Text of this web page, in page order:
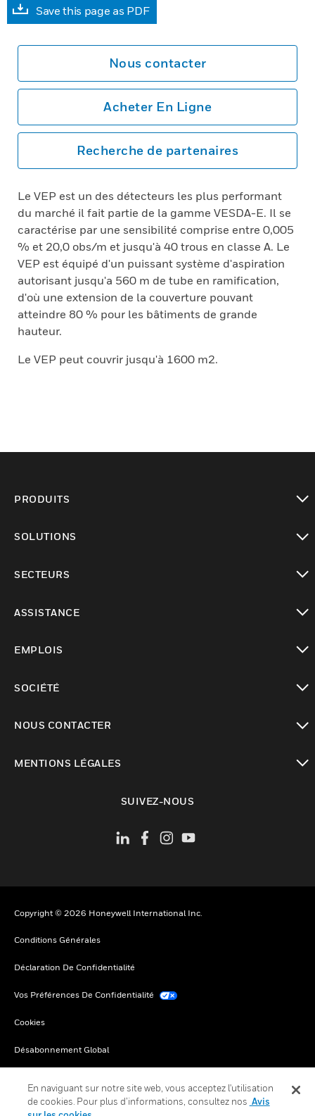
Save this page as PDF
Nous contacter
Acheter En Ligne
Recherche de partenaires
Le VEP est un des détecteurs les plus performant
du marché il fait partie de la gamme VESDA-E. Il se
caractérise par une sensibilité comprise entre 0,005
% et 20,0 obs/m et jusqu'à 40 trous en classe A. Le
VEP est équipé d'un puissant système d'aspiration
autorisant jusqu'a 560 m de tube en ramification,
d'où une extension de la couverture pouvant
atteindre 80 % pour les bâtiments de grande
hauteur.
Le VEP peut couvrir jusqu'à 1600 m2.
PRODUITS
SOLUTIONS
SECTEURS
ASSISTANCE
EMPLOIS
SOCIÉTÉ
NOUS CONTACTER
MENTIONS LÉGALES
SUIVEZ-NOUS
Copyright © 2026 Honeywell International Inc.
Conditions Générales
Déclaration De Confidentialité
Vos Préférences De Confidentialité
Cookies
Désabonnement Global
En naviguant sur notre site web, vous acceptez l'utilisation
de cookies. Pour plus d’informations, consultez nos Avis